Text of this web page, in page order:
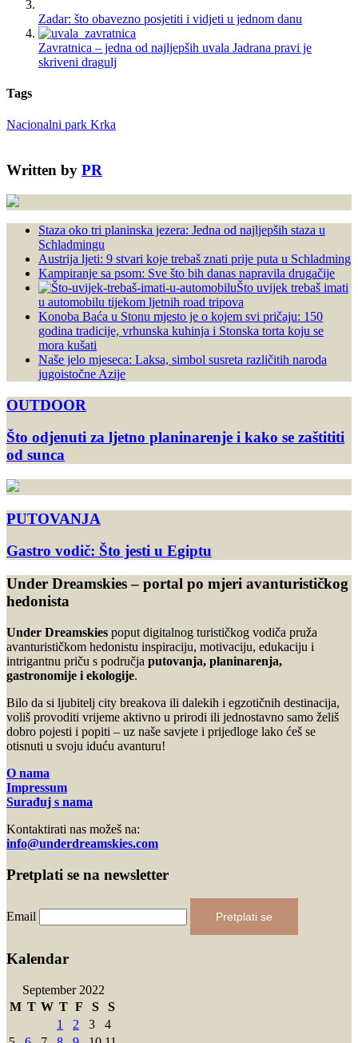
Zadar: što obavezno posjetiti i vidjeti u jednom danu
Zavratnica – jedna od najljepših uvala Jadrana pravi je
skriveni dragulj
Tags
Nacionalni park Krka
Written by PR
Staza oko tri planinska jezera: Jedna od najljepših staza u
Schladmingu
Austrija ljeti: 9 stvari koje trebaš znati prije puta u Schladming
Kampiranje sa psom: Sve što bih danas napravila drugačije
Što uvijek trebaš imati
u automobilu tijekom ljetnih road tripova
Konoba Baća u Stonu mjesto je o kojem svi pričaju: 150
godina tradicije, vrhunska kuhinja i Stonska torta koju se
mora kušati
Naše jelo mjeseca: Laksa, simbol susreta različitih naroda
jugoistočne Azije
OUTDOOR
Što odjenuti za ljetno planinarenje i kako se zaštititi
od sunca
PUTOVANJA
Gastro vodič: Što jesti u Egiptu
Under Dreamskies – portal po mjeri avanturističkog
hedonista
Under Dreamskies poput digitalnog turističkog vodiča pruža
avanturističkom hedonistu inspiraciju, motivaciju, edukaciju i
intrigantnu priču s područja putovanja, planinarenja,
gastronomije i ekologije.
Bilo da si ljubitelj city breakova ili dalekih i egzotičnih destinacija,
voliš provoditi vrijeme aktivno u prirodi ili jednostavno samo želiš
dobro pojesti i popiti – uz naše savjete i prijedloge lako ćeš se
otisnuti u svoju iduću avanturu!
O nama
Impressum
Surađuj s nama
Kontaktirati nas možeš na:
info@underdreamskies.com
Pretplati se na newsletter
Email Pretplati se
Kalendar
September 2022
M T W T F S
S
1
2 3
4